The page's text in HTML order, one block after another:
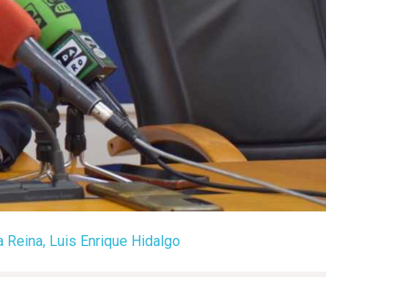
Luis Enrique Hidalgo